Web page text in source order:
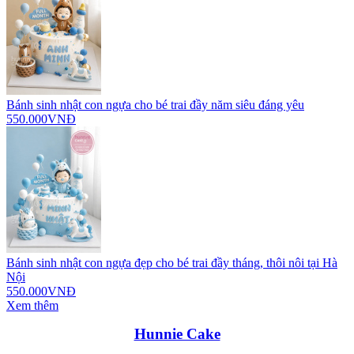
Bánh sinh nhật con ngựa cho bé trai đầy năm siêu đáng yêu
550.000VNĐ
Bánh sinh nhật con ngựa đẹp cho bé trai đầy tháng, thôi nôi tại Hà
Nội
550.000VNĐ
Xem thêm
Hunnie Cake